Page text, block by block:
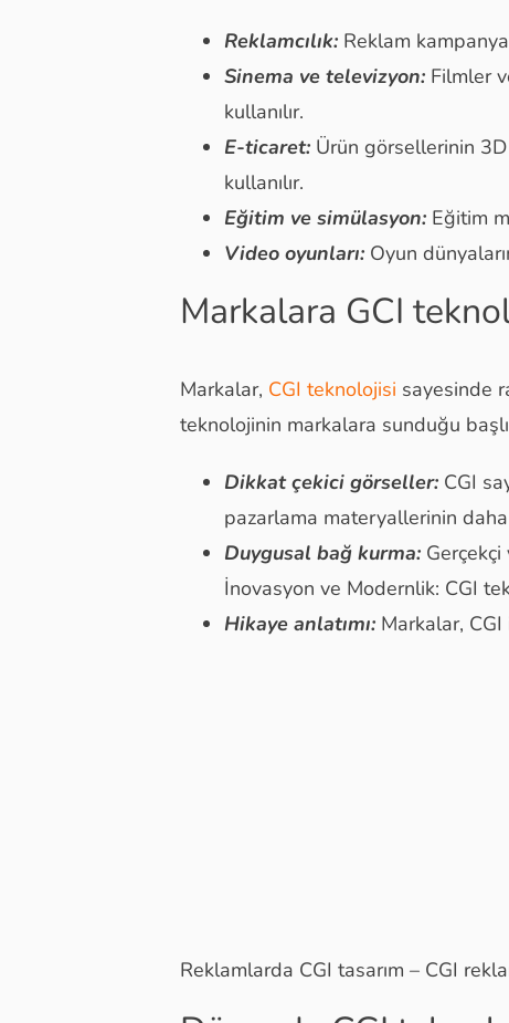
Reklamcılık: Reklam
Sinema ve televizyon: Filmler
kullanılır.
E-ticaret: Ürün görsellerinin
kullanılır.
Eğitim ve simülasyon: Eğitim
Video oyunları: Oyun
Markalara GCI
Markalar, CGI teknolojisi sayesinde
teknolojinin markalara sunduğu
Dikkat çekici görseller: CGI
pazarlama materyallerinin
Duygusal bağ kurma:
İnovasyon ve Modernlik: CGI
Hikaye anlatımı: Markalar,
Reklamlarda CGI tasarım – CGI